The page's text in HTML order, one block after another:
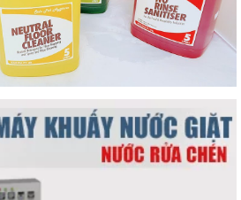
liệu làm nước giặt, công ty cần
ở nơi bán có nguồn gốc, giấy
liệu phải được chứng nhận đầy
quyền. Không mua nguyên liệu
bán lậu, bán chui.
giặt không bị mốc, ẩm hoặc các tình